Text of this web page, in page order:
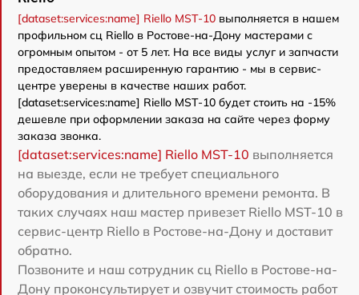
[dataset:services:name] Riello MST-10 выполняется в нашем
профильном сц Riello в Ростове-на-Дону мастерами с
огромным опытом - от 5 лет. На все виды услуг и запчасти
предоставляем расширенную гарантию - мы в сервис-
центре уверены в качестве наших работ.
[dataset:services:name] Riello MST-10 будет стоить на -15%
дешевле при оформлении заказа на сайте через форму
заказа звонка.
[dataset:services:name] Riello MST-10 выполняется
на выезде, если не требует специального
оборудования и длительного времени ремонта. В
таких случаях наш мастер привезет Riello MST-10 в
сервис-центр Riello в Ростове-на-Дону и доставит
обратно.
Позвоните и наш сотрудник сц Riello в Ростове-на-
Дону проконсультирует и озвучит стоимость работ